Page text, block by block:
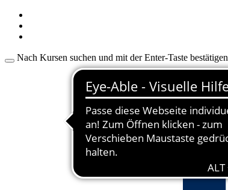
Nach Kursen suchen und mit der Enter-Taste bestätigen